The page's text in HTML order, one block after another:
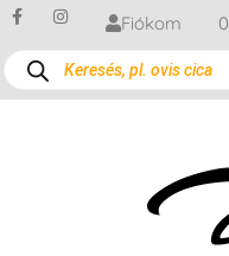
Fiókom 0